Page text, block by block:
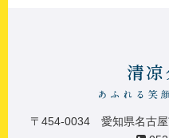
〒454-0034 愛知県名古屋